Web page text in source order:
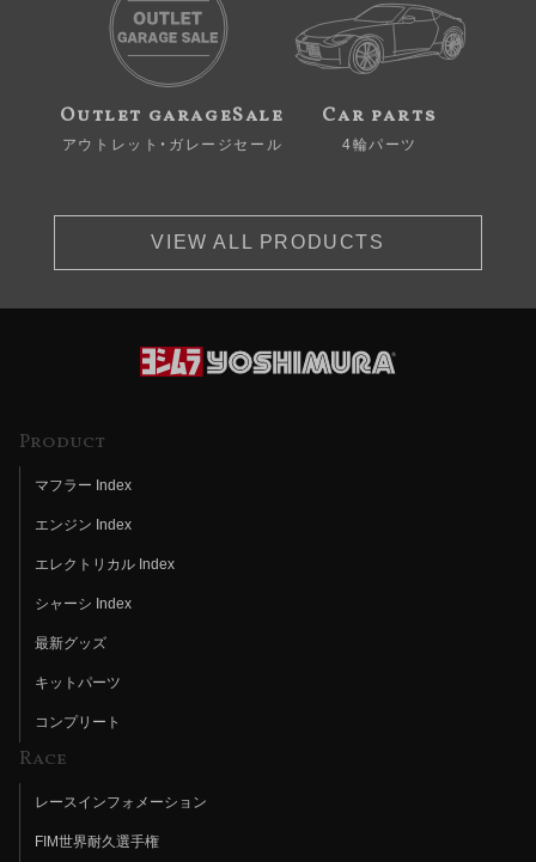
Outlet garageSale
アウトレット・ガレージセール
Car parts
4輪パーツ
VIEW ALL PRODUCTS
Product
マフラー Index
エンジン Index
エレクトリカル Index
シャーシ Index
最新グッズ
キットパーツ
コンプリート
Race
レースインフォメーション
FIM世界耐久選手権